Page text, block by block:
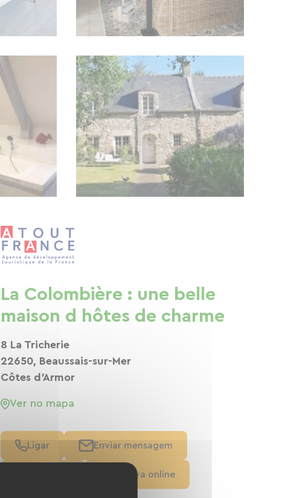
La Colombière : une belle
maison d hôtes de charme
8 La Tricherie
22650, Beaussais-sur-Mer
Côtes d'Armor
Ver no mapa
Ligar Enviar mensagem
Reserva online